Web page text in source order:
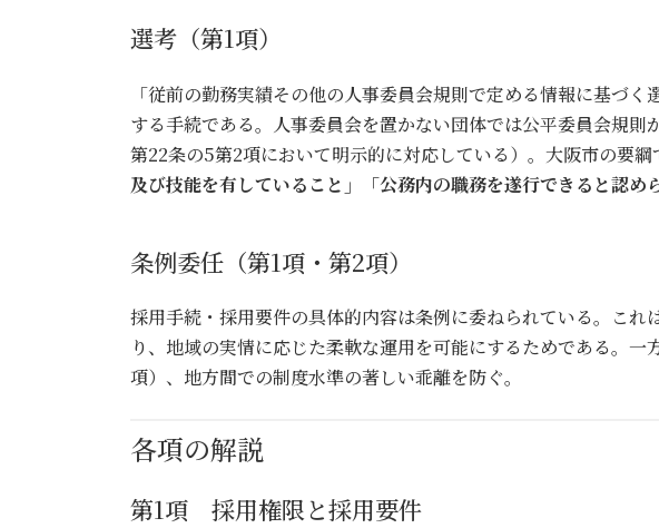
選考（第1項）
「従前の勤務実績その他の人事委員会規則で定める情報に基づ
する手続である。人事委員会を置かない団体では公平委員会規
第22条の5第2項において明示的に対応している）。大阪市の要綱
及び技能を有していること」「公務内の職務を遂行できると認め
条例委任（第1項・第2項）
採用手続・採用要件の具体的内容は条例に委ねられている。こ
り、地域の実情に応じた柔軟な運用を可能にするためである。
項）、地方間での制度水準の著しい乖離を防ぐ。
各項の解説
第1項 採用権限と採用要件